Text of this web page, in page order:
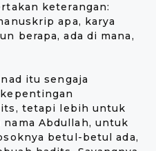
keterangan:
apa, karya
berapa, ada di mana,
itu sengaja
tetapi lebih untuk
Abdullah, untuk
betul-betul ada,